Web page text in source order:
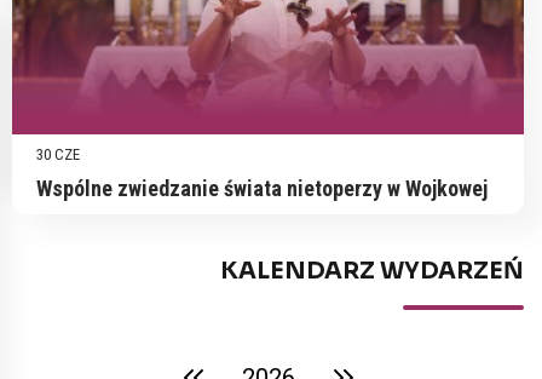
30 CZE
Wspólne zwiedzanie świata nietoperzy w Wojkowej
KALENDARZ WYDARZEŃ
poprzedni rok następny rok